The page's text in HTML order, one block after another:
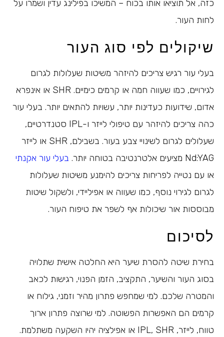
כזה, אל תוציאו אותו בכוח – המשיכו בפילינג עדין ושמרו על
לחות העור.
שיקולים לפי סוג העור
בעלי עור רגיש צריכים להיזהר משיטות שעלולות לגרום
לגירויים, כמו שעווה חמה או קרמים כימיים. SHR או אינפרא
אדום, שידועות כעדינות יותר, עשויות להתאים יותר. בעלי עור
כהה צריכים להיזהר עם טיפולי לייזר ו-IPL סטנדרטיים,
שעלולים לגרום לשינויי צבע בעור. בשבילם, SHR או לייזר
Nd:YAG מציעים אלטרנטיבה בטוחה יותר.
בעלי עור אקנתי
או עם נטייה לפריחות צריכים להימנע משיטות שעלולות
לגרום לגירוי נוסף, כמו שעווה או אפיליידי, ולשקול שיטות
מבוססות אור שיכולות אף לשפר את טיפוח העור.
לסיכום
בחירת שיטה להסרת שיער היא החלטה אישית שתלויה
בסוג העור והשיער, התקציב, הזמן הפנוי, רגישות לכאב
והמטרה שלכם. למי שמחפש פתרון מהיר וזמני, גילוח או
קרמים הם האפשרות הפשוטה. למי שרוצה פתרון ארוך
טווח, לייזר, IPL, SHR או אפילציה יהיו השקעה משתלמת.